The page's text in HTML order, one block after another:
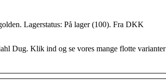
Lagerstatus: På lager (100). Fra DKK
Dug. Klik ind og se vores mange flotte varianter